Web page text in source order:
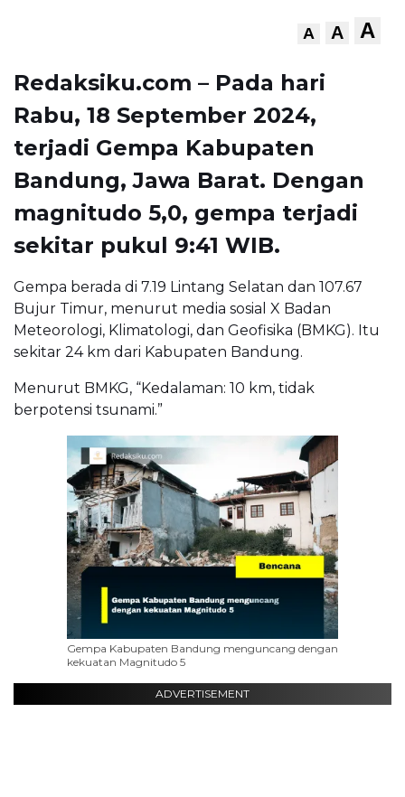
A A A
Redaksiku.com – Pada hari
Rabu, 18 September 2024,
terjadi Gempa Kabupaten
Bandung, Jawa Barat. Dengan
magnitudo 5,0, gempa terjadi
sekitar pukul 9:41 WIB.
Gempa berada di 7.19 Lintang Selatan dan 107.67
Bujur Timur, menurut media sosial X Badan
Meteorologi, Klimatologi, dan Geofisika (BMKG). Itu
sekitar 24 km dari Kabupaten Bandung.
Menurut BMKG, “Kedalaman: 10 km, tidak
berpotensi tsunami.”
Gempa Kabupaten Bandung menguncang dengan
kekuatan Magnitudo 5
ADVERTISEMENT